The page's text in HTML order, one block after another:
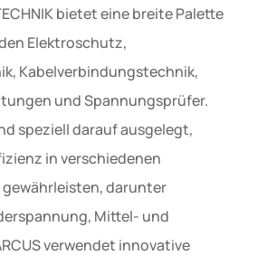
bietet eine breite Palette
Elektroschutz,
Kabelverbindungstechnik,
und Spannungsprüfer.
speziell darauf ausgelegt,
in verschiedenen
darunter
Mittel- und
verwendet innovative